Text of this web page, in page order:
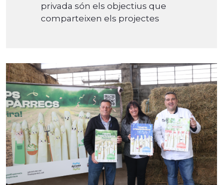
privada són els objectius que
comparteixen els projectes